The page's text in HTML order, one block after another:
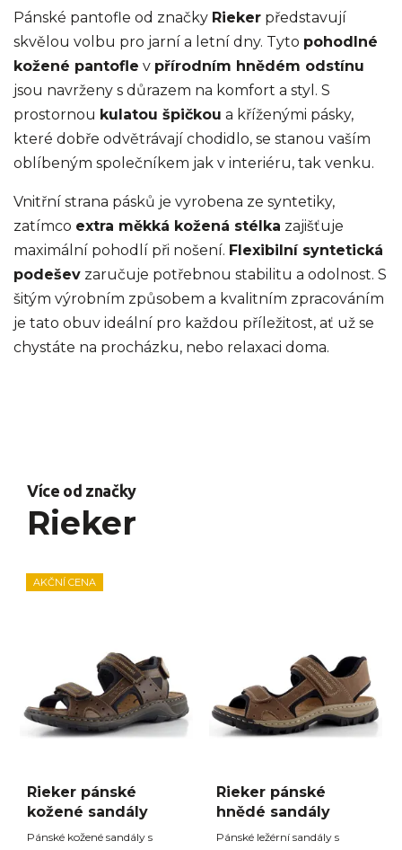
Pánské pantofle od značky Rieker představují
skvělou volbu pro jarní a letní dny. Tyto pohodlné
kožené pantofle v přírodním hnědém odstínu
jsou navrženy s důrazem na komfort a styl. S
prostornou kulatou špičkou a kříženými pásky,
které dobře odvětrávají chodidlo, se stanou vaším
oblíbeným společníkem jak v interiéru, tak venku.
Vnitřní strana pásků je vyrobena ze syntetiky,
zatímco extra měkká kožená stélka zajišťuje
maximální pohodlí při nošení. Flexibilní syntetická
podešev zaručuje potřebnou stabilitu a odolnost. S
šitým výrobním způsobem a kvalitním zpracováním
je tato obuv ideální pro každou příležitost, ať už se
chystáte na procházku, nebo relaxaci doma.
Více od značky
Rieker
AKČNÍ CENA
Rieker pánské
kožené sandály
Pánské kožené sandály s
Rieker pánské
hnědé sandály
Pánské ležérní sandály s